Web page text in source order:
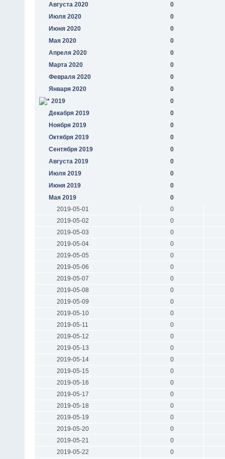
Августа 2020
0
Июля 2020
0
Июня 2020
0
Мая 2020
0
Апреля 2020
0
Марта 2020
0
Февраля 2020
0
Января 2020
0
2019
0
Декабря 2019
0
Ноября 2019
0
Октября 2019
0
Сентября 2019
0
Августа 2019
0
Июля 2019
0
Июня 2019
0
Мая 2019
0
2019-05-01
0
2019-05-02
0
2019-05-03
0
2019-05-04
0
2019-05-05
0
2019-05-06
0
2019-05-07
0
2019-05-08
0
2019-05-09
0
2019-05-10
0
2019-05-11
0
2019-05-12
0
2019-05-13
0
2019-05-14
0
2019-05-15
0
2019-05-16
0
2019-05-17
0
2019-05-18
0
2019-05-19
0
2019-05-20
0
2019-05-21
0
2019-05-22
0